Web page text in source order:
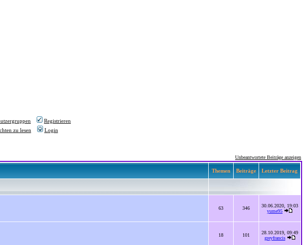
Registrieren
zu lesen Login
Unbeantwortete Beiträge anzeigen
Themen Beiträge Letzter Beitrag
63 346
30.06.2020, 19:03
yume95
18 101
28.10.2019, 09:49
greyfrancis